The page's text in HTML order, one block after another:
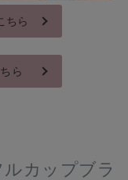
ちら
ら
カップブラ